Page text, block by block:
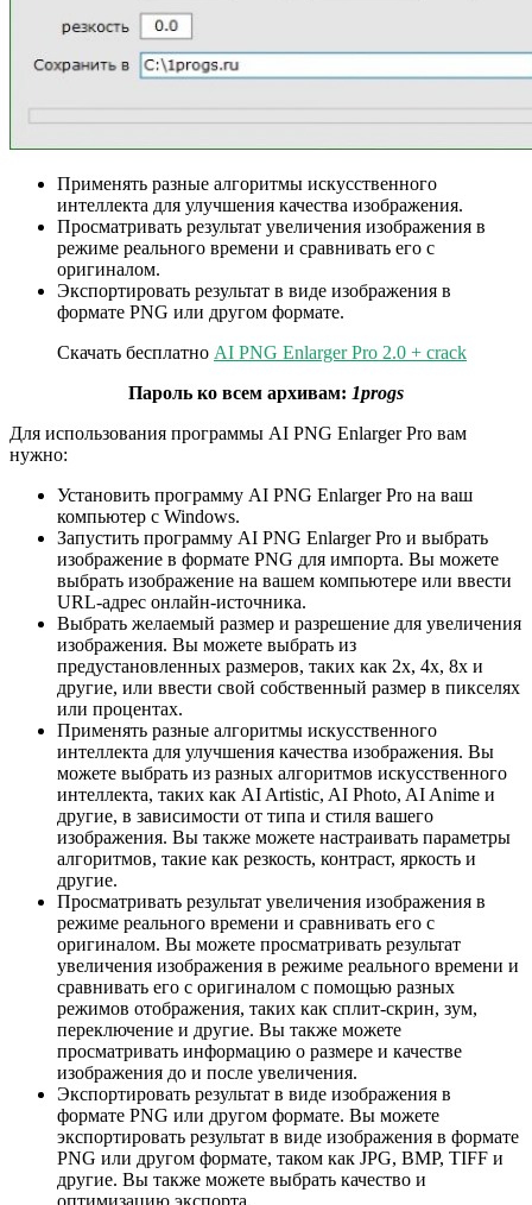
Применять разные алгоритмы искусственного
интеллекта для улучшения качества изображения.
Просматривать результат увеличения изображения в
режиме реального времени и сравнивать его с
оригиналом.
Экспортировать результат в виде изображения в
формате PNG или другом формате.
Скачать бесплатно AI PNG Enlarger Pro 2.0 + crack
Пароль ко всем архивам: 1progs
Для использования программы AI PNG Enlarger Pro вам
нужно:
Установить программу AI PNG Enlarger Pro на ваш
компьютер с Windows.
Запустить программу AI PNG Enlarger Pro и выбрать
изображение в формате PNG для импорта. Вы можете
выбрать изображение на вашем компьютере или ввести
URL-адрес онлайн-источника.
Выбрать желаемый размер и разрешение для увеличения
изображения. Вы можете выбрать из
предустановленных размеров, таких как 2x, 4x, 8x и
другие, или ввести свой собственный размер в пикселях
или процентах.
Применять разные алгоритмы искусственного
интеллекта для улучшения качества изображения. Вы
можете выбрать из разных алгоритмов искусственного
интеллекта, таких как AI Artistic, AI Photo, AI Anime и
другие, в зависимости от типа и стиля вашего
изображения. Вы также можете настраивать параметры
алгоритмов, такие как резкость, контраст, яркость и
другие.
Просматривать результат увеличения изображения в
режиме реального времени и сравнивать его с
оригиналом. Вы можете просматривать результат
увеличения изображения в режиме реального времени и
сравнивать его с оригиналом с помощью разных
режимов отображения, таких как сплит-скрин, зум,
переключение и другие. Вы также можете
просматривать информацию о размере и качестве
изображения до и после увеличения.
Экспортировать результат в виде изображения в
формате PNG или другом формате. Вы можете
экспортировать результат в виде изображения в формате
PNG или другом формате, таком как JPG, BMP, TIFF и
другие. Вы также можете выбрать качество и